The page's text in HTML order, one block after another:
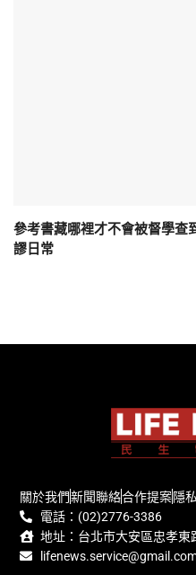
參考書藏哪裡才不會被督學查
謬日常
關於我們新聞聯絡合作提案隱
電話：(02)2776-3386
地址：台北市大安區忠孝東